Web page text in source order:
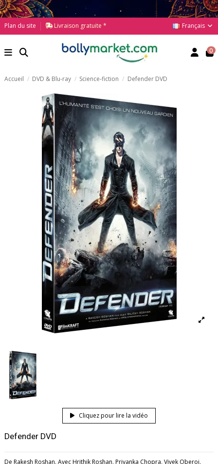
Plan du site Livraison gratuite * Français
0
Accueil DVD & Blu-ray Science-fiction Defender DVD
Cliquez pour lire la vidéo
Defender DVD
De Rakesh Roshan. Avec Hrithik Roshan, Priyanka Chopra, Vivek Oberoi.